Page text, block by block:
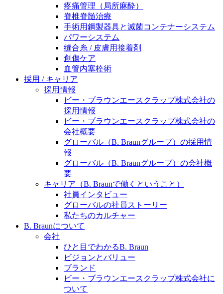
販売代理店さま向け情報​
お問合せ先、価格情報、E-Shopのご案内など販売店さ
ま向けの情報スペースです。
水頭症について
「水頭症」とはどのような疾患なのでしょう。成人に
多い水頭症と、小児に多い水頭症の特徴と症状、検査
や治療法など「水頭症」の概要を知っていただくこと
ができます。
エースクラップアカデミー
医療に携わるあらゆる方々に、学びと情報共有の場を
提供していくことを目指します。
お問合せフォームより、ご質問をお送りください。
疼痛管理（局所麻酔）
脊椎脊髄治療
手術用鋼製器具と滅菌コンテナーシステム
パワーシステム
縫合糸 / 皮膚用接着剤
創傷ケア
血管内塞栓術
採用 / キャリア
採用情報
ビー・ブラウンエースクラップ株式会社の
採用情報
ビー・ブラウンエースクラップ株式会社の
会社概要
グローバル（B. Braunグループ）の採用情
報
グローバル（B. Braunグループ）の会社概
要
キャリア（B. Braunで働くということ）
社員インタビュー
グローバルの社員ストーリー
私たちのカルチャー
B. Braunについて
会社
ひと目でわかるB. Braun
ビジョンとバリュー
ブランド
ビー・ブラウンエースクラップ株式会社に
ついて